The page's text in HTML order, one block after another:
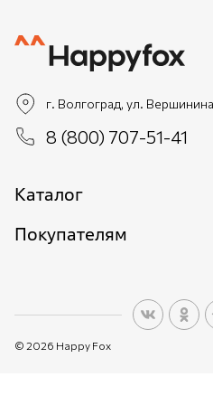
г. Волгоград, ул.
8 (800) 707-51-41
Каталог
Новинки
Покупателям
О персональных данных
© 2026 Happy Fox